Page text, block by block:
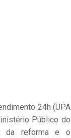
24h (UPA
Público do
da reforma e o